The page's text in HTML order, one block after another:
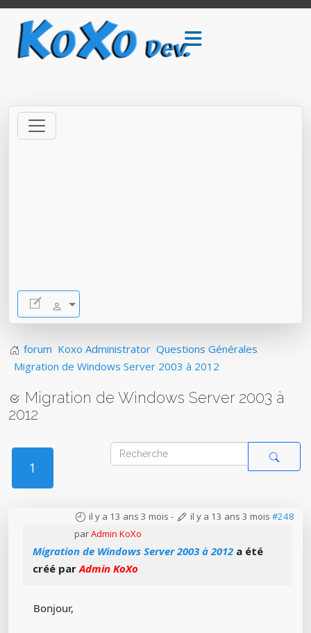
forum Koxo Administrator Questions Générales
Migration de Windows Server 2003 à 2012
Migration de Windows Server 2003 à
2012
1
il y a 13 ans 3 mois - il y a 13 ans 3 mois #248
parAdmin KoXo
Migration de Windows Server 2003 à 2012 a été
créé parAdmin KoXo
Bonjour,